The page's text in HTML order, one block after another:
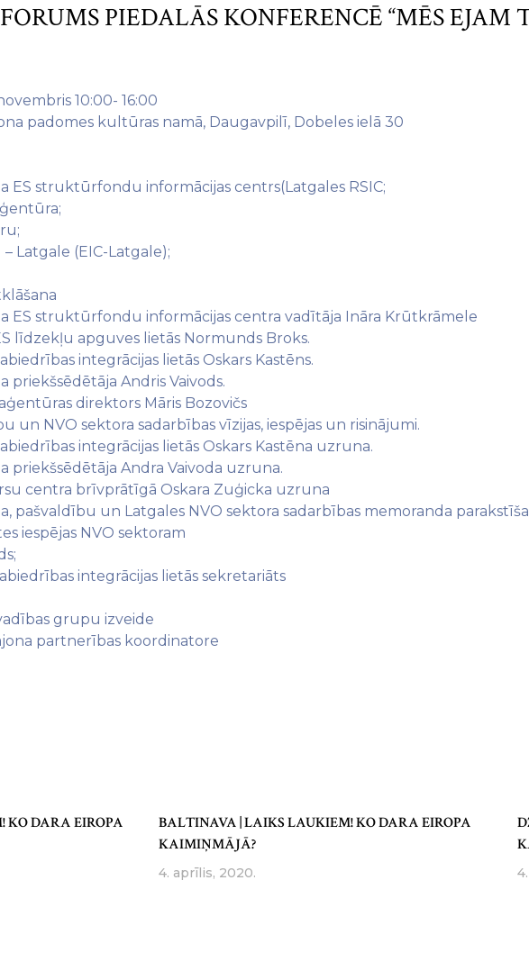
PIEDALĀS KONFERENCĒ “MĒS
10:00- 16:00
padomes kultūras namā, Daugavpilī, Dobeles ielā 30
ES struktūrfondu informācijas centrs(Latgales RSIC;
Latgale (EIC-Latgale);
ES struktūrfondu informācijas centra vadītāja Ināra Krūtkrāmele
līdzekļu apguves lietās Normunds Broks.
integrācijas lietās Oskars Kastēns.
priekšsēdētāja Andris Vaivods.
direktors Māris Bozovičs
un NVO sektora sadarbības vīzijas, iespējas un risinājumi.
integrācijas lietās Oskars Kastēna uzruna.
priekšsēdētāja Andra Vaivoda uzruna.
centra brīvprātīgā Oskara Zuģicka uzruna
pašvaldību un Latgales NVO sektora sadarbības memoranda
iespējas NVO sektoram
integrācijas lietās sekretariāts
grupu izveide
partnerības koordinatore
KO DARA EIROPA
BALTINAVA | LAIKS LAUKIEM! KO DARA EIROPA
KAIMIŅMĀJĀ?
4. aprīlis, 2020.